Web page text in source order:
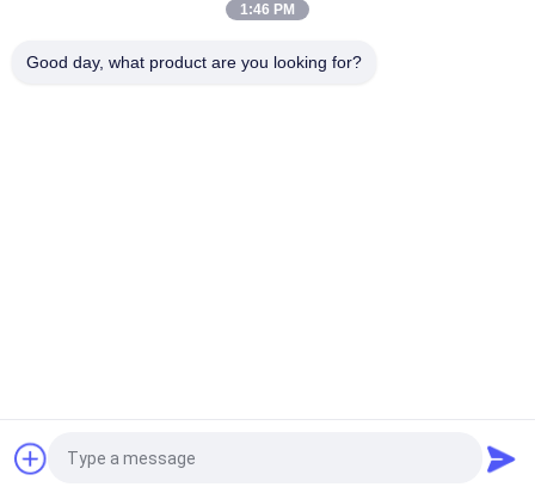
VOLLVO GEGEERPOMP VOE 14782798 voor de oorspronkelijke
Vraag een offerte aan
1:46 PM
Good day, what product are you looking for?